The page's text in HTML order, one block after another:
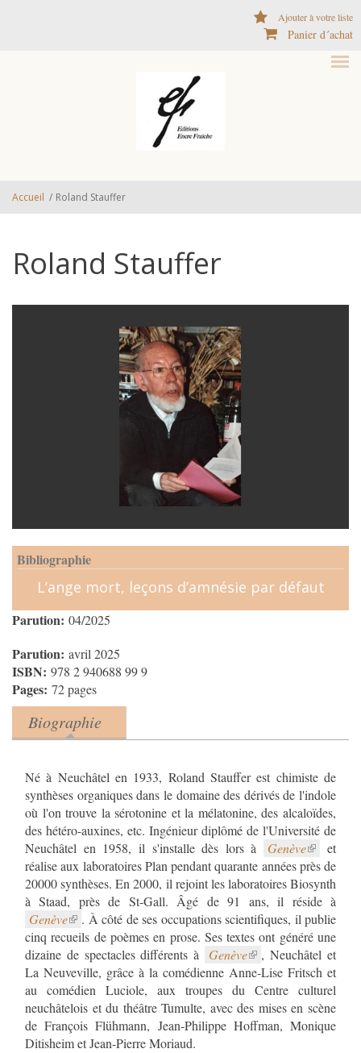
Ajouter à votre liste
Panier d´achat
Accueil / Roland Stauffer
Roland Stauffer
Bibliographie
L’ange mort, leçons d’amnésie par défaut
Parution: 04/2025
Parution: avril 2025
ISBN: 978 2 940688 99 9
Pages: 72 pages
Product tabs
Biographie
(onglet actif)
Né à Neuchâtel en 1933, Roland Stauffer est chimiste de
synthèses organiques dans le domaine des dérivés de l'indole
où l'on trouve la sérotonine et la mélatonine, des alcaloïdes,
des hétéro-auxines, etc. Ingénieur diplômé de l'Université de
Neuchâtel en 1958, il s'installe dès lors à
Genève
et
réalise aux laboratoires Plan pendant quarante années près de
20000 synthèses. En 2000, il rejoint les laboratoires Biosynth
Genève
. À côté de ses occupations scientifiques, il publie
cinq recueils de poèmes en prose. Ses textes ont généré une
dizaine de spectacles différents à Genève
, Neuchâtel et
La Neuveville, grâce à la comédienne Anne-Lise Fritsch et
au comédien Luciole, aux troupes du Centre culturel
neuchâtelois et du théâtre Tumulte, avec des mises en scène
de François Flühmann, Jean-Philippe Hoffman, Monique
Ditisheim et Jean-Pierre Moriaud.